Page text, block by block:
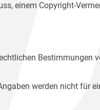
einem Copyright-
Bestimmungen
werden nicht für